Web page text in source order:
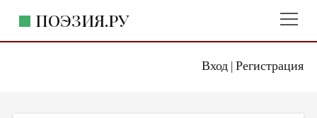
Вход| Регистрация
ПОЭЗИЯ.РУ